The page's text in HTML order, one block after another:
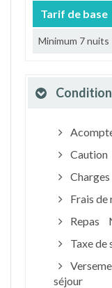
Tarif de base
Minimum 7 nuits
Caution
Charges
Frais
Repas
Taxe de
séjour